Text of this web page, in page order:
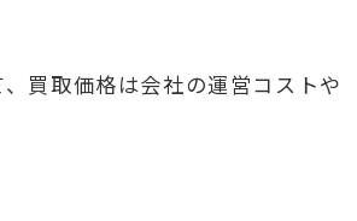
買取価格は会社の運営コストや